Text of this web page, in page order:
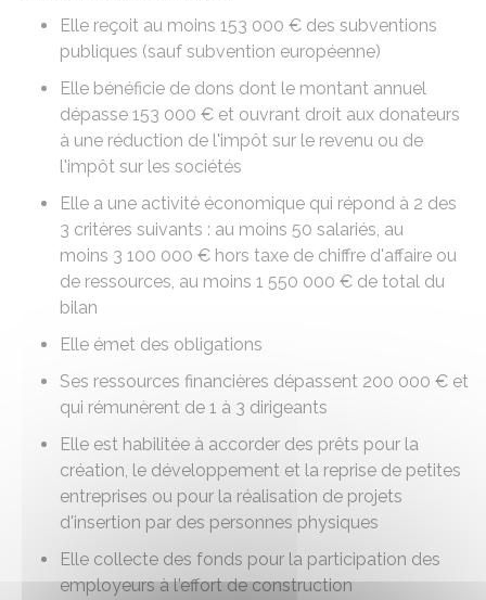
Elle reçoit au moins 153 000 € des subventions
publiques (sauf subvention européenne)
Elle bénéficie de dons dont le montant annuel
dépasse 153 000 € et ouvrant droit aux donateurs
à une réduction de l'impôt sur le revenu ou de
l'impôt sur les sociétés
Elle a une activité économique qui répond à 2 des
3 critères suivants : au moins 50 salariés, au
moins 3 100 000 € hors taxe de chiffre d'affaire ou
de ressources, au moins 1 550 000 € de total du
bilan
Elle émet des obligations
Ses ressources financières dépassent 200 000 € et
qui rémunèrent de 1 à 3 dirigeants
Elle est habilitée à accorder des prêts pour la
création, le développement et la reprise de petites
entreprises ou pour la réalisation de projets
d'insertion par des personnes physiques
Elle collecte des fonds pour la participation des
employeurs à l'effort de construction